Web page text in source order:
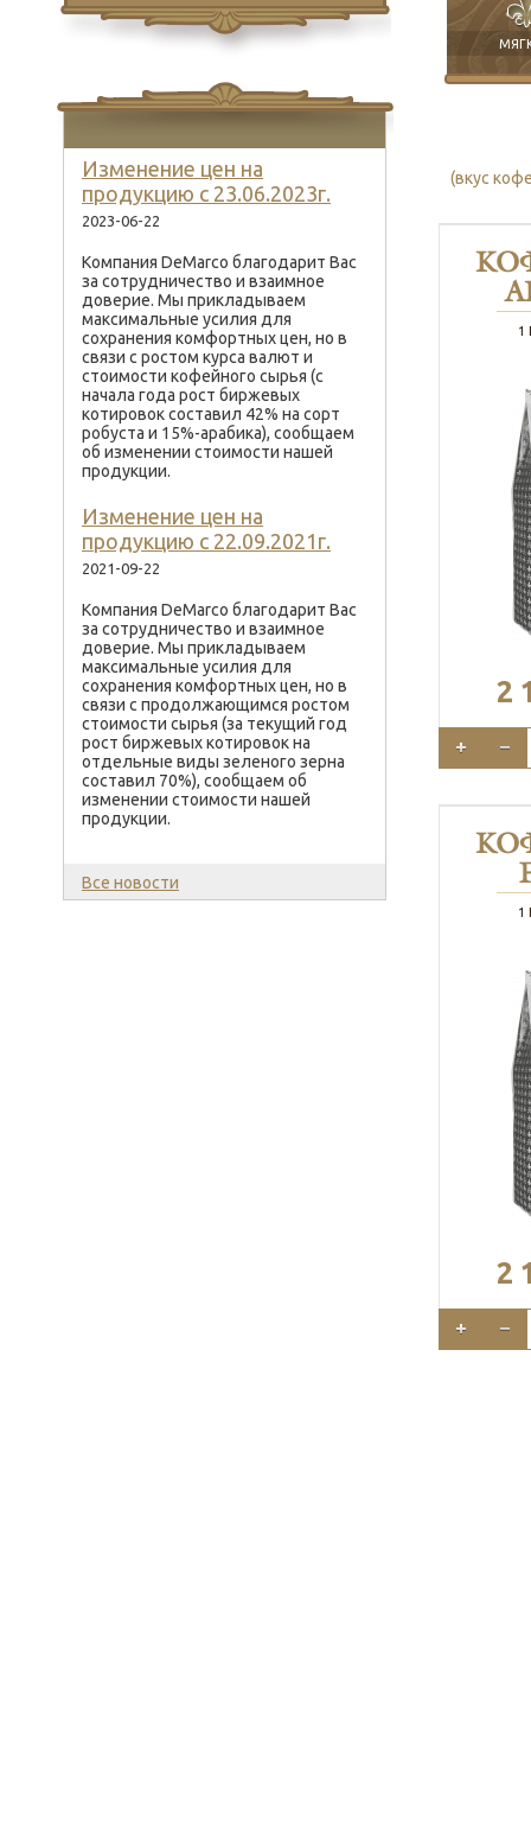
Изменение цен на
продукцию с 23.06.2023г.
2023-06-22
Компания DeMarco благодарит Вас
за сотрудничество и взаимное
доверие. Мы прикладываем
максимальные усилия для
сохранения комфортных цен, но в
связи с ростом курса валют и
стоимости кофейного сырья (с
начала года рост биржевых
котировок составил 42% на сорт
робуста и 15%-арабика), сообщаем
об изменении стоимости нашей
продукции.
Изменение цен на
продукцию с 22.09.2021г.
2021-09-22
Компания DeMarco благодарит Вас
за сотрудничество и взаимное
доверие. Мы прикладываем
максимальные усилия для
сохранения комфортных цен, но в
связи с продолжающимся ростом
стоимости сырья (за текущий год
рост биржевых котировок на
отдельные виды зеленого зерна
составил 70%), сообщаем об
изменении стоимости нашей
продукции.
Все новости
(вкус
1
2
1
2